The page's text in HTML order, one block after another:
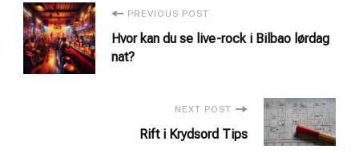
Post
Navigation
PREVIOUS POST
Hvor kan du se live-rock i Bilbao lørdag
nat?
NEXT POST
Rift i Krydsord Tips